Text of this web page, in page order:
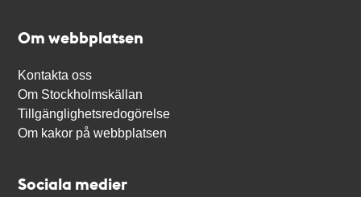
Om webbplatsen
Kontakta oss
Om Stockholmskällan
Tillgänglighetsredogörelse
Om kakor på webbplatsen
Sociala medier